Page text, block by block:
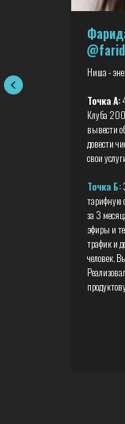
Ниша -
Точка А:
Клуба
вывести
довести
свои
Точка Б:
тарифную
за 3
эфиры и
трафик и
человек.